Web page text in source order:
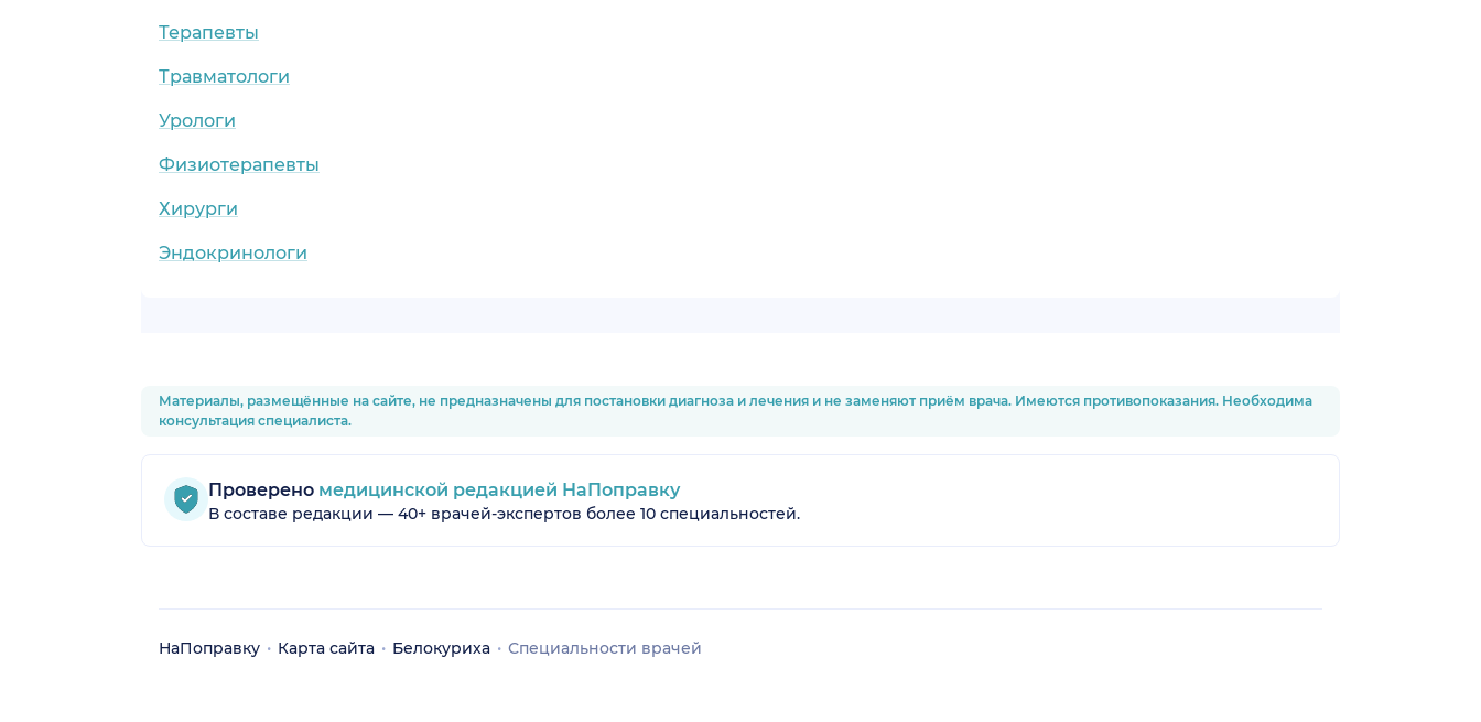
Терапевты
Травматологи
Урологи
Физиотерапевты
Хирурги
Эндокринологи
Материалы, размещённые на сайте, не предназначены для постановки диагноза и лечения и не заменяют приём врача. Имеются противопоказания. Необходима
консультация специалиста.
Проверено медицинской редакцией НаПоправку
В составе редакции — 40+ врачей-экспертов более 10 специальностей.
НаПоправку Карта сайта Белокуриха Специальности врачей